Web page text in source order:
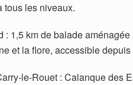
tous les niveaux.
: 1,5 km de balade
et la flore, accessible depuis
le-Rouet : Calanque des